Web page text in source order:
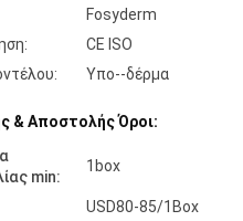
Fosyderm
CE ISO
Υπο--δέρμα
& Αποστολής Όροι:
min:
1box
USD80-85/1Box